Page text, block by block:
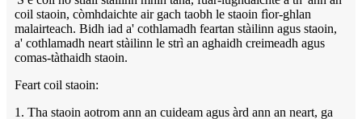
coil staoin, còmhdaichte air gach taobh le staoin fìor-ghlan
malairteach. Bidh iad a' cothlamadh feartan stàilinn agus staoin,
a' cothlamadh neart stàilinn le strì an aghaidh creimeadh agus
comas-tàthaidh staoin.
Feart coil staoin:
1. Tha staoin aotrom ann an cuideam agus àrd ann an neart, ga